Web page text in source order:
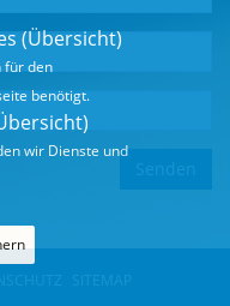
SITEMAP
(Übersicht)
für den
benötigt.
)
wir Dienste und